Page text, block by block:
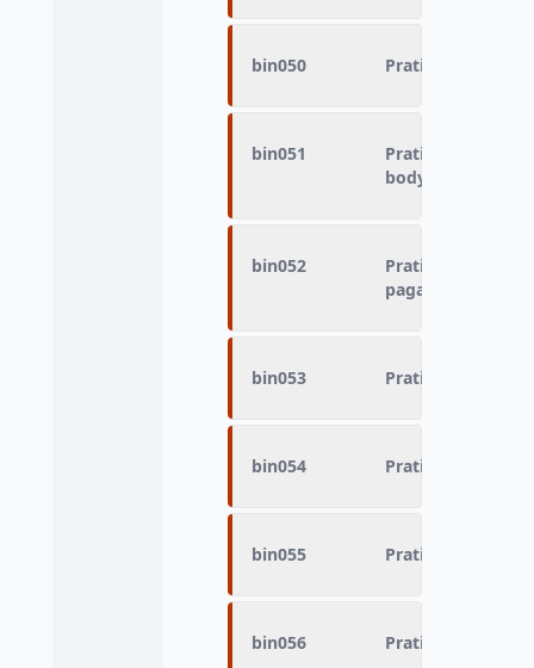
bin050 Pratique du sport
bin051
Pratique du
bodyboard
bin052
Pratique du
pagaie : kayak
bin053 Pratique du
bin054 Pratique du
bin055 Pratique du
bin056 Pratique du